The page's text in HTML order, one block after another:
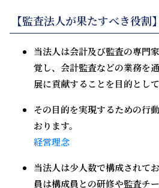
【監査法人が果たすべき役割】
当法人は会計及び監査の専門
覚し、会計監査などの業務を
展に貢献することを目的として
その目的を実現するための行
おります。
経営理念
当法人は少人数で構成されて
員は構成員との研修や監査チ